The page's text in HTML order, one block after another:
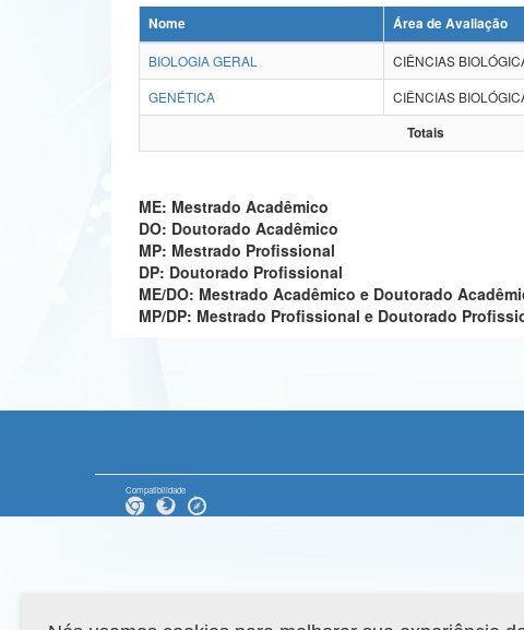
Nome
Área de Avaliação
BIOLOGIA GERAL
CIÊNCIAS
GENÉTICA
CIÊNCIAS
Totais
ME: Mestrado Acadêmico
DO: Doutorado Acadêmico
MP: Mestrado Profissional
DP: Doutorado Profissional
ME/DO: Mestrado Acadêmico e Doutorado
MP/DP: Mestrado Profissional e Doutorado
Compatibilidade